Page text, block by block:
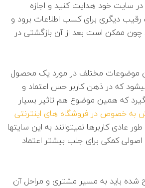
در سایت خود هدایت کنید و اجازه
دیگری برای کسب اطلاعات برود و
چون ممکن است بعد از آن بازگشتی در
مختلف در مورد یک محصول
که در ذهن کاربر حس اعتماد و
که همین موضوع هم تاثیر بسیار
به خصوص در فروشگاه های اینترنتی
عادی کاربرها نمیتوانند به این سایتها
اصولی کمکی برای جلب بیشتر اعتماد
شده باید به مسیر مشتری و مراحل آن